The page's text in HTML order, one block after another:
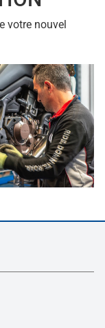
votre nouvel